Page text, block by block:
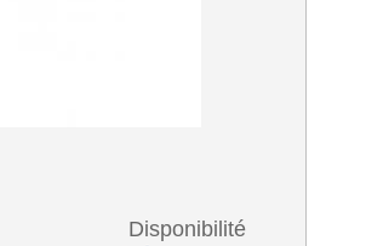
Disponibilité